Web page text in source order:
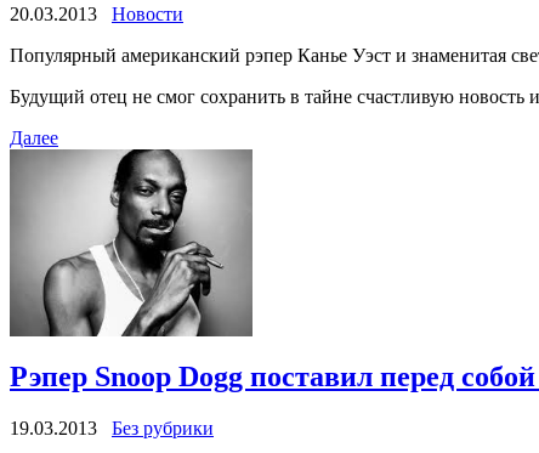
20.03.2013
Новости
Популярный американский рэпер Канье Уэст и знаменитая
Будущий отец не смог сохранить в тайне счастливую
Далее
Рэпер Snoop Dogg поставил перед
19.03.2013 Без рубрики